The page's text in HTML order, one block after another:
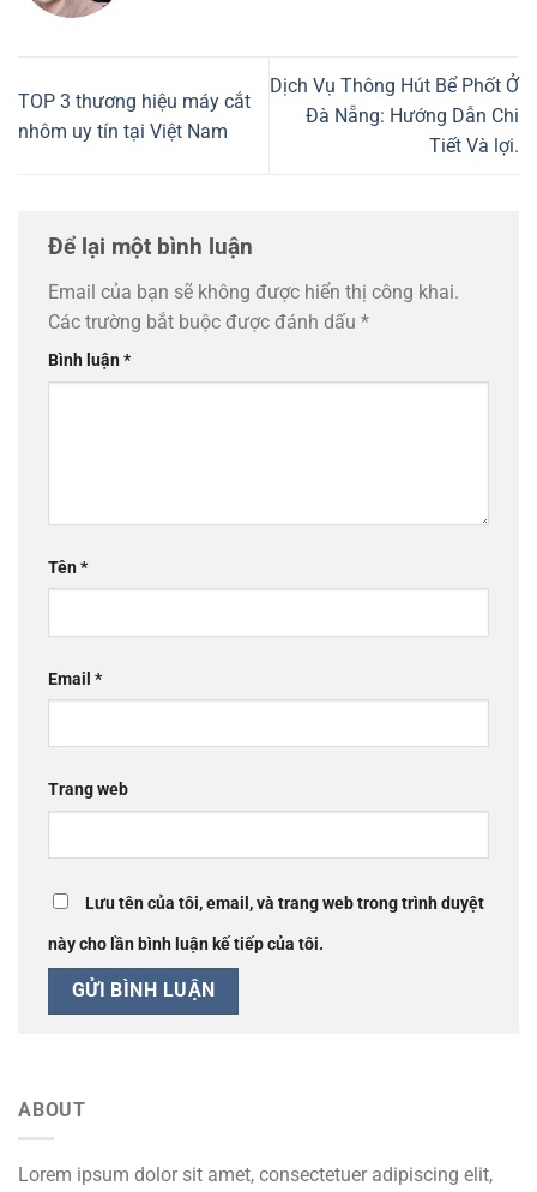
TOP 3 thương hiệu máy cắt
nhôm uy tín tại Việt Nam
Dịch Vụ Thông Hút Bể Phốt Ở
Đà Nẵng: Hướng Dẫn Chi
Tiết Và lợi.
Để lại một bình luận
Email của bạn sẽ không được hiển thị công khai.
Các trường bắt buộc được đánh dấu *
Bình luận*
Tên*
Email *
Trang web
Lưu tên của tôi, email, và trang web trong trình duyệt
này cho lần bình luận kế tiếp của tôi.
ABOUT
Lorem ipsum dolor sit amet, consectetuer adipiscing elit,